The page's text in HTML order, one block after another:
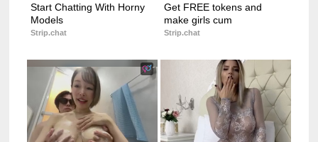
Start Chatting With Horny
Models
Strip.chat
Get FREE tokens and
make girls cum
Strip.chat